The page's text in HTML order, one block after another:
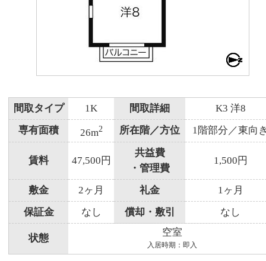
間取タイプ 1K 間取詳細
K3 洋8
専有面積
26m2 所在階／方位 1階部分／東向
賃料 47,500円
共益費
・管理費
1,500円
敷金 2ヶ月 礼金
1ヶ月
保証金
なし 償却・敷引 なし
状態
空室
入居時期：即入